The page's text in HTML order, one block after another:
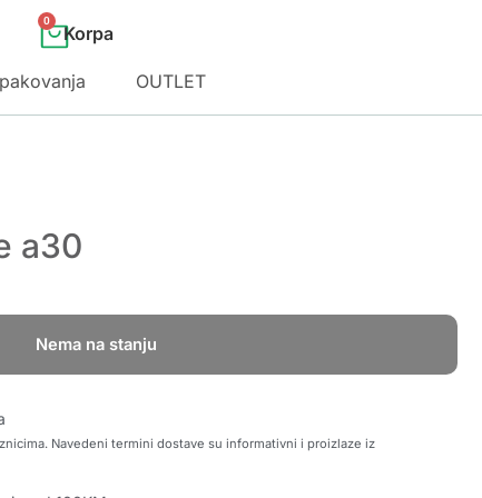
0
OUTLET
a30
Nema na stanju
Navedeni termini dostave su informativni i proizlaze iz